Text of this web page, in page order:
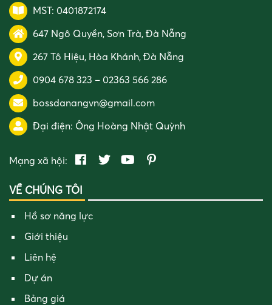
MST: 0401872174
647 Ngô Quyền, Sơn Trà, Đà Nẵng
267 Tô Hiệu, Hòa Khánh, Đà Nẵng
0904 678 323 – 02363 566 286
bossdanangvn@gmail.com
Đại điện: Ông Hoàng Nhật Quỳnh
Mạng xã hội:
VỀ CHÚNG TÔI
Hồ sơ năng lực
Giới thiệu
Liên hệ
Dự án
Bảng giá